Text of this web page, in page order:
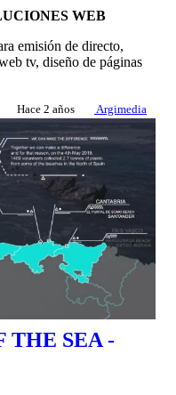
WEB
emisión de directo,
tv, diseño de páginas
Hace 2 años Argimedia
THE SEA -